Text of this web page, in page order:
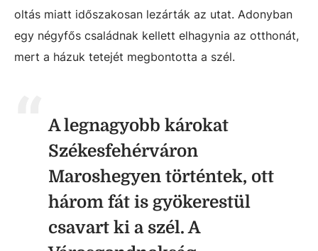
oltás miatt időszakosan lezárták az utat. Adonyban
egy négyfős családnak kellett elhagynia az otthonát,
mert a házuk tetejét megbontotta a szél.
A legnagyobb károkat
Székesfehérváron
Maroshegyen történtek, ott
három fát is gyökerestül
csavart ki a szél. A